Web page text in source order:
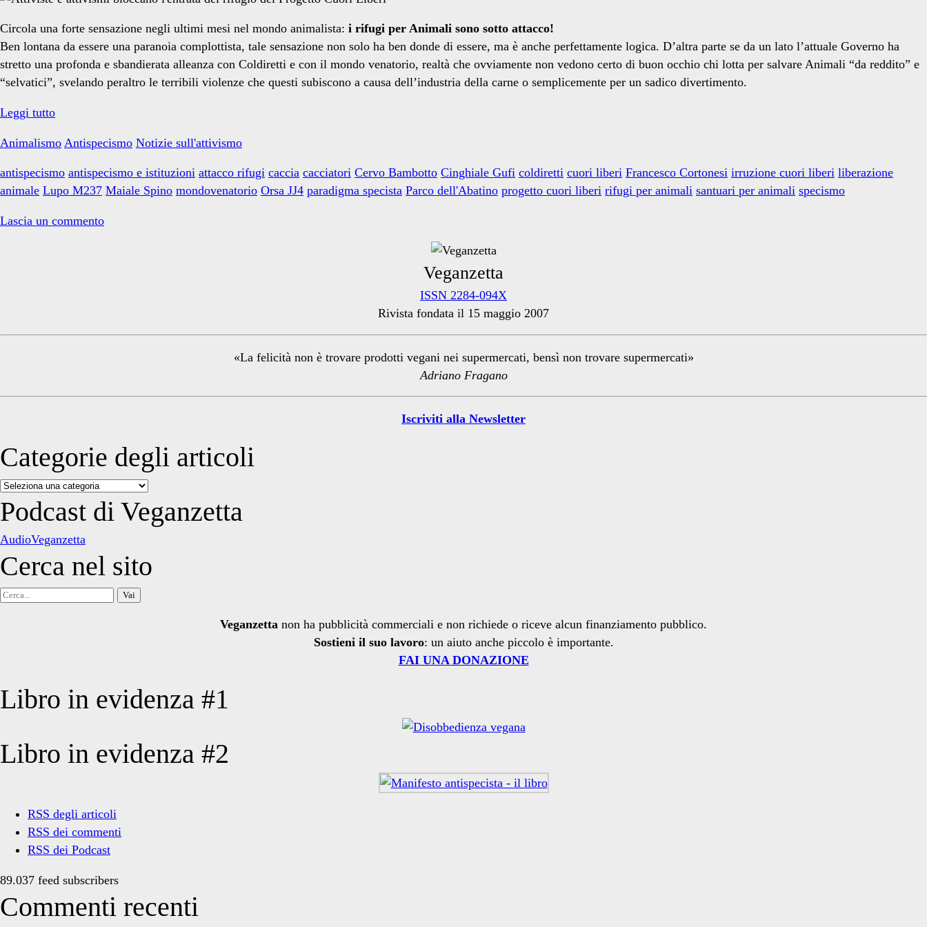
rifugi</span>
Circola una forte sensazione negli ultimi mesi nel mondo animalista: i rifugi per Animali sono sotto attacco!
Ben lontana da essere una paranoia complottista, tale sensazione non solo ha ben donde di essere, ma è anche perfettamente logica. D’altra parte se da un lato l’attuale Governo ha
stretto una profonda e sbandierata alleanza con Coldiretti e con il mondo venatorio, realtà che ovviamente non vedono certo di buon occhio chi lotta per salvare Animali “da reddito” e
“selvatici”, svelando peraltro le terribili violenze che questi subiscono a causa dell’industria della carne o semplicemente per un sadico divertimento.
Leggi tuttoI
per
Animali
sotto
attacco
Animalismo Antispecismo Notizie sull'attivismo
antispecismo antispecismo e istituzioni attacco rifugi caccia cacciatori Cervo Bambotto Cinghiale Gufi coldiretti cuori liberi Francesco Cortonesi irruzione cuori liberi liberazione
animale Lupo M237 Maiale Spino mondovenatorio Orsa JJ4 paradigma specista Parco dell'Abatino progetto cuori liberi rifugi per animali santuari per animali specismo
Lascia un commento
Sidebar
Veganzetta
ISSN 2284-094X
Rivista fondata il 15 maggio 2007
«La felicità non è trovare prodotti vegani nei supermercati, bensì non trovare supermercati»
Adriano Fragano
Iscriviti alla Newsletter
Categorie degli articoli
Categorie
degli
articoli
Podcast di Veganzetta
AudioVeganzetta
Cerca nel sito
Cerca
Veganzetta non ha pubblicità commerciali e non richiede o riceve alcun finanziamento pubblico.
Sostieni il suo lavoro: un aiuto anche piccolo è importante.
FAI UNA DONAZIONE
Libro in evidenza #1
Libro in evidenza #2
RSS degli articoli
RSS dei commenti
RSS dei Podcast
89.037 feed subscribers
Commenti recenti